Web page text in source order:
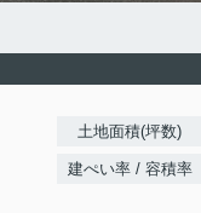
土地面積(坪数)
建ぺい率 / 容積率